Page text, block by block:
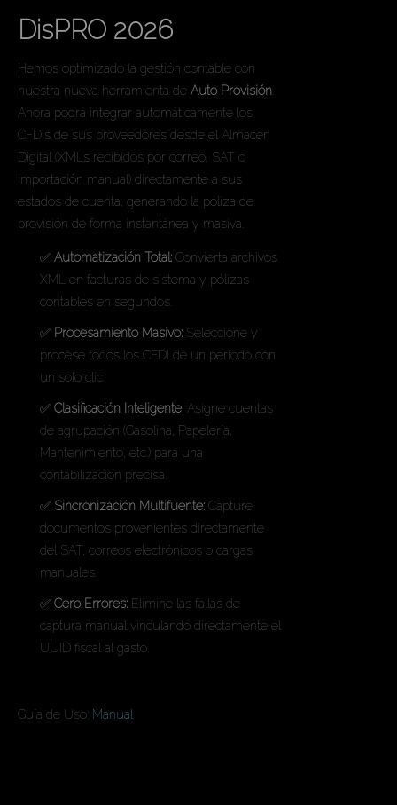
DisPRO 2026
Hemos optimizado la gestión contable con
nuestra nueva herramienta de Auto Provisión.
Ahora podrá integrar automáticamente los
CFDIs de sus proveedores desde el Almacén
Digital (XMLs recibidos por correo, SAT o
importación manual) directamente a sus
estados de cuenta, generando la póliza de
provisión de forma instantánea y masiva.
✅ Automatización Total: Convierta archivos
XML en facturas de sistema y pólizas
contables en segundos.
✅ Procesamiento Masivo: Seleccione y
procese todos los CFDI de un periodo con
un solo clic.
✅ Clasificación Inteligente: Asigne cuentas
de agrupación (Gasolina, Papelería,
Mantenimiento, etc.) para una
contabilización precisa.
✅ Sincronización Multifuente: Capture
documentos provenientes directamente
del SAT, correos electrónicos o cargas
manuales.
✅ Cero Errores: Elimine las fallas de
captura manual vinculando directamente el
UUID fiscal al gasto.
Guía de Uso: Manual